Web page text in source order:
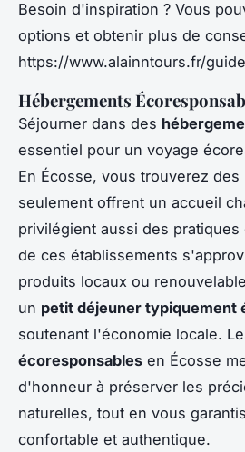
Besoin d'inspiration ? Vous
options et obtenir plus de
https://www.alainntours.fr/
Hébergements
Séjourner dans des
essentiel pour un voyage
En Écosse, vous trouverez des
seulement offrent un accueil
privilégient aussi des pratiques
de ces établissements
produits locaux ou
un petit déjeuner typiquement
soutenant l'économie locale.
écoresponsables en Écosse
d'honneur à préserver les
naturelles, tout en vous
confortable et authentique.